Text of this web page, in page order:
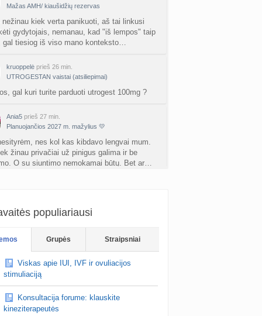
mokyklos
babarikė prieš 2 d.
Nerea prieš 2 d.
gelio (progesterono) naudojimas
dėl pardavėjo „Mantvis“
Šviesa777 prieš 3 d.
po hemorojaus operacijos
Rasa Gal prieš 3 d.
(žmogaus papilomos virusas) (+3)
Svaja1234 prieš 4 d.
Mažas AMH/ kiaušidžių rezervas
nežinau kiek verta panikuoti, aš tai linkusi
gydytojais, nemanau, kad "iš lempos" taip
gal tiesiog iš viso mano konteksto…
kruoppelė prieš 26 min.
UTROGESTAN vaistai (atsiliepimai)
gal kuri turite parduoti utrogest 100mg ?
Ania5 prieš 27 min.
Planuojančios 2027 m. mažylius 💛
nes kol kas kibdavo lengvai mum.
žinau privačiai už pinigus galima ir be
O su siuntimo nemokamai būtų. Bet ar…
Gal kažkuri turi parduoti progesterono
jog trūksiu.. Šiaip turiu galimybe…
populiariausi
Grupės Straipsniai
Viskas apie IUI, IVF ir ovuliacijos
stimuliaciją
Konsultacija forume: klauskite
kineziterapeutės